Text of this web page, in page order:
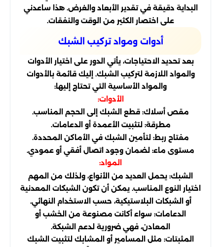
البداية دقيقة في تقدير الأبعاد والغرض. هذا ساعدني
على اختصار الكثير من الوقت والنفقات.
أدوات ومواد تركيب الشبك
بعد تحديد الاحتياجات، يأتي الدور على اختيار الأدوات
والمواد اللازمة لتركيب الشبك. إليك قائمة بالأدوات
والمواد الأساسية التي تحتاج إليها:
الأدوات:
مقص أسلاك: قطع الشبك إلى الحجم المناسب.
مطرقة: لتثبيت الأعمدة أو الدعامات.
مفتاح ربط: لتأمين الشبك في الأماكن المحددة.
مستوى ماء: لضمان وجود اتصال أفقي أو عمودي.
المواد:
الشبك: يحمل العديد من الأنواع، ولذلك من المهم
اختيار النوع المناسب. يمكن أن تكون الشبكات المعدنية
أو الشبكات البلاستيكية، حسب الاستخدام النهائي.
الدعامات: سواء أكانت مصنوعة من الخشب أو
المعادن، فهي ضرورية لدعم الشبكة.
المثبتات: مثل المسامير أو المشابك لتثبيت الشبك